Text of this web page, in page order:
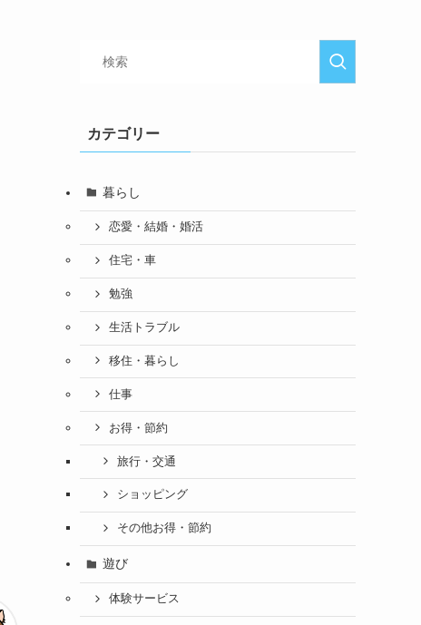
カテゴリー
暮らし
恋愛・結婚・婚活
住宅・車
勉強
生活トラブル
移住・暮らし
仕事
お得・節約
旅行・交通
ショッピング
その他お得・節約
遊び
体験サービス